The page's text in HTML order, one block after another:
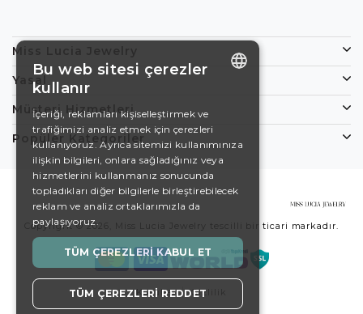
Miss Lucia Jewelry
Yasal
Müşteri Hizmetleri
Popüler Kategoriler
Copyright © 2026, Miss Lucia Jewelry tescilli bir ticari markadır.
Koşullar Gizlilik
DE
EN
SWEDISH
TURKISH
Bu web sitesi çerezler
kullanır
İçeriği, reklamları kişiselleştirmek ve
trafiğimizi analiz etmek için çerezleri
kullanıyoruz. Ayrıca sitemizi kullanımınıza
ilişkin bilgileri, onlara sağladığınız veya
hizmetlerini kullanmanız sonucunda
topladıkları diğer bilgilerle birleştirebilecek
reklam ve analiz ortaklarımızla da
paylaşıyoruz.
TÜM ÇEREZLERI KABUL ET
TÜM ÇEREZLERI REDDET